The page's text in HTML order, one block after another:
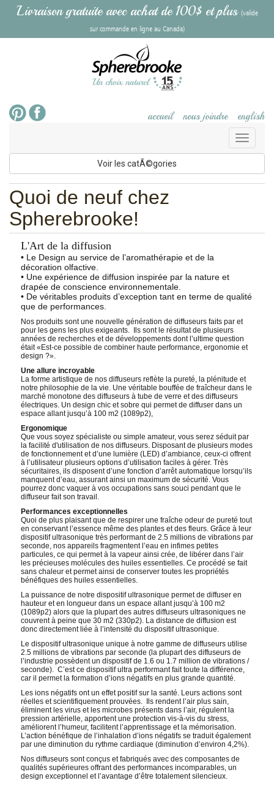
Livraison gratuite avec achat de 100$ et plus (valide
sur commande en ligne au Canada)
accueil nous joindre english
Toggle
Voir les catÃ©gories
Quoi de neuf chez
Spherebrooke!
L'Art de la diffusion
• Le Design au service de l’aromathérapie et de la
décoration olfactive.
• Une expérience de diffusion inspirée par la nature et
drapée de conscience environnementale.
• De véritables produits d’exception tant en terme de qualité
que de performances.
Nos produits sont une nouvelle génération de diffuseurs faits par et
pour les gens les plus exigeants. Ils sont le résultat de plusieurs
années de recherches et de développements dont l’ultime question
était «Est-ce possible de combiner haute performance, ergonomie et
design ?».
Une allure incroyable
La forme artistique de nos diffuseurs reflète la pureté, la plénitude et
notre philosophie de la vie. Une véritable bouffée de fraîcheur dans le
marché monotone des diffuseurs à tube de verre et des diffuseurs
électriques. Un design chic et sobre qui permet de diffuser dans un
espace allant jusqu’à 100 m2 (1089p2),
Ergonomique
Que vous soyez spécialiste ou simple amateur, vous serez séduit par
la facilité d'utilisation de nos diffuseurs. Disposant de plusieurs modes
de fonctionnement et d’une lumière (LED) d’ambiance, ceux-ci offrent
à l’utilisateur plusieurs options d’utilisation faciles à gérer. Très
sécuritaires, ils disposent d’une fonction d’arrêt automatique lorsqu’ils
manquent d’eau, assurant ainsi un maximum de sécurité. Vous
pourrez donc vaquer à vos occupations sans souci pendant que le
diffuseur fait son travail.
Performances exceptionnelles
Quoi de plus plaisant que de respirer une fraîche odeur de pureté tout
en conservant l’essence même des plantes et des fleurs. Grâce à leur
dispositif ultrasonique très performant de 2.5 millions de vibrations par
seconde, nos appareils fragmentent l’eau en infimes petites
particules, ce qui permet à la vapeur ainsi crée, de libérer dans l’air
les précieuses molécules des huiles essentielles. Ce procédé se fait
sans chaleur et permet ainsi de conserver toutes les propriétés
bénéfiques des huiles essentielles.
La puissance de notre dispositif ultrasonique permet de diffuser en
hauteur et en longueur dans un espace allant jusqu’à 100 m2
(1089p2) alors que la plupart des autres diffuseurs ultrasoniques ne
couvrent à peine que 30 m2 (330p2). La distance de diffusion est
donc directement liée à l’intensité du dispositif ultrasonique.
Le dispositif ultrasonique unique à notre gamme de diffuseurs utilise
2.5 millions de vibrations par seconde (la plupart des diffuseurs de
l’industrie possèdent un dispositif de 1.6 ou 1.7 million de vibrations /
seconde). C’est ce dispositif ultra performant fait toute la différence,
car il permet la formation d’ions négatifs en plus grande quantité.
Les ions négatifs ont un effet positif sur la santé. Leurs actions sont
réelles et scientifiquement prouvées. Ils rendent l’air plus sain,
éliminent les virus et les microbes présents dans l’air, régulent la
pression artérielle, apportent une protection vis-à-vis du stress,
améliorent l’humeur, facilitent l’apprentissage et la mémorisation.
L’action bénéfique de l’inhalation d’ions négatifs se traduit également
par une diminution du rythme cardiaque (diminution d’environ 4,2%).
Nos diffuseurs sont conçus et fabriqués avec des composantes de
qualités supérieures offrant des performances incomparables, un
design exceptionnel et l’avantage d’être totalement silencieux.